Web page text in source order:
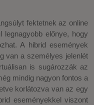
fektetnek az online
legnagyobb előnye, hogy
A hibrid események
van a személyes jelenlét
is sugározzák az
mindig nagyon fontos a
korlátozva van az egy
eseményekkel viszont